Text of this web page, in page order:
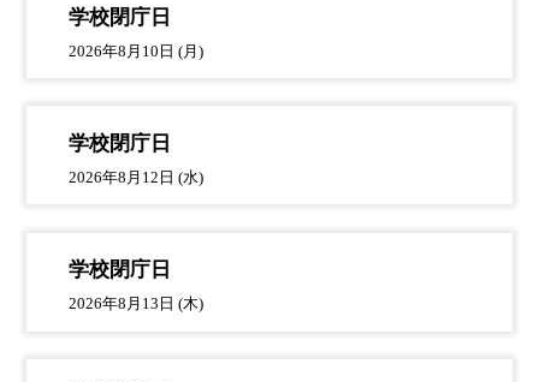
学校閉庁日
2026年8月10日 (月)
学校閉庁日
2026年8月12日 (水)
学校閉庁日
2026年8月13日 (木)